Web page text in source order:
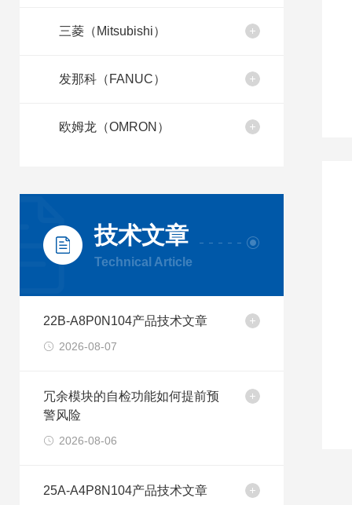
三菱（Mitsubishi）
发那科（FANUC）
欧姆龙（OMRON）
技术文章
Technical Article
22B-A8P0N104产品技术文章
2026-08-07
冗余模块的自检功能如何提前预
警风险
2026-08-06
25A-A4P8N104产品技术文章